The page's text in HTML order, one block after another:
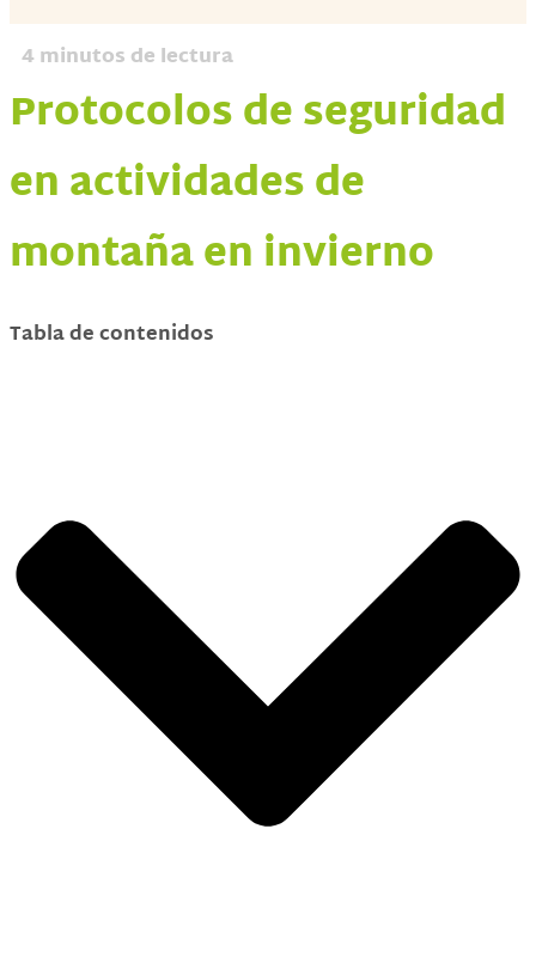
4 minutos de lectura
Protocolos de seguridad
en actividades de
montaña en invierno
Tabla de contenidos